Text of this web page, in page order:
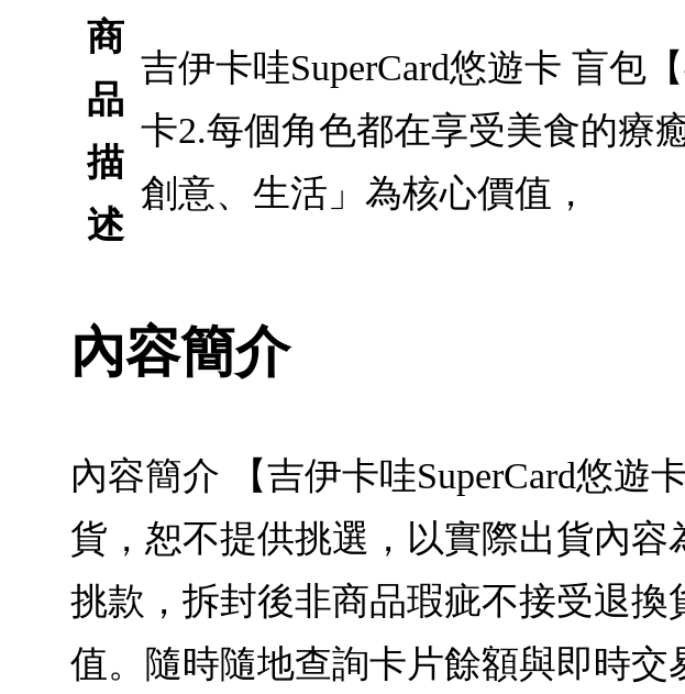
商
品
描
述
吉伊卡哇SuperCard悠遊卡 盲包
卡2.每個角色都在享受美食的療
創意、生活」為核心價值，
內容簡介
內容簡介 【吉伊卡哇SuperCard悠遊
貨，恕不提供挑選，以實際出貨內
挑款，拆封後非商品瑕疵不接受退換
值。隨時隨地查詢卡片餘額與即時